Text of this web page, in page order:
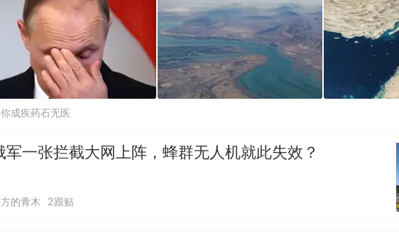
成疾药石无医
军一张拦截大网上阵，蜂群无人机就此失效？
的青木 2跟贴